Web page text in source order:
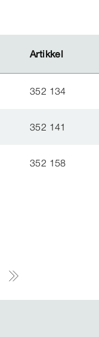
Artikkel
Artikkel
352 134
352 141
352 158